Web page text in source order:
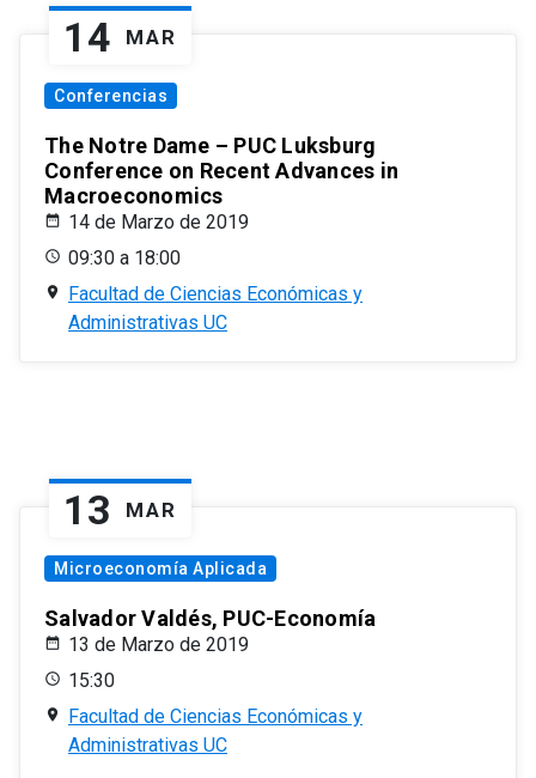
14 MAR
Conferencias
The Notre Dame – PUC Luksburg
Conference on Recent Advances in
Macroeconomics
14 de Marzo de 2019
09:30 a 18:00
Facultad de Ciencias Económicas y
Administrativas UC
13 MAR
Microeconomía Aplicada
Salvador Valdés, PUC-Economía
13 de Marzo de 2019
15:30
Facultad de Ciencias Económicas y
Administrativas UC